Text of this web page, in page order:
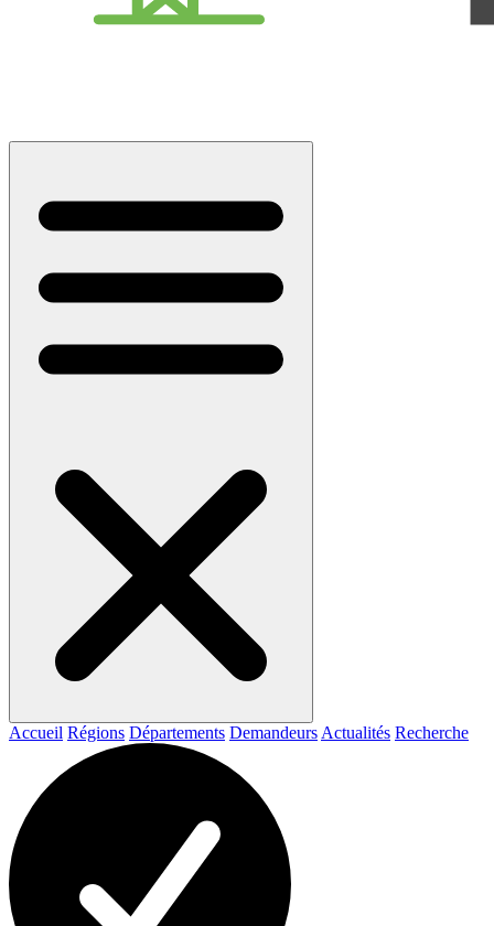
Accueil Régions Départements Demandeurs Actualités Recherche